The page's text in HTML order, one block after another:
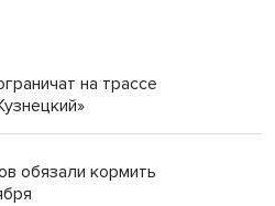
на трассе
обязали кормить